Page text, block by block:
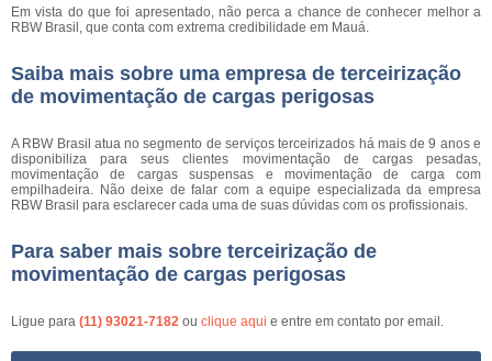
Em vista do que foi apresentado, não perca a chance de conhecer melhor a
RBW Brasil, que conta com extrema credibilidade em Mauá.
Saiba mais sobre uma empresa de terceirização
de movimentação de cargas perigosas
A RBW Brasil atua no segmento de serviços terceirizados há mais de 9 anos e
disponibiliza para seus clientes movimentação de cargas pesadas,
movimentação de cargas suspensas e movimentação de carga com
empilhadeira. Não deixe de falar com a equipe especializada da empresa
RBW Brasil para esclarecer cada uma de suas dúvidas com os profissionais.
Para saber mais sobre terceirização de
movimentação de cargas perigosas
Ligue para (11) 93021-7182 ou clique aqui e entre em contato por email.